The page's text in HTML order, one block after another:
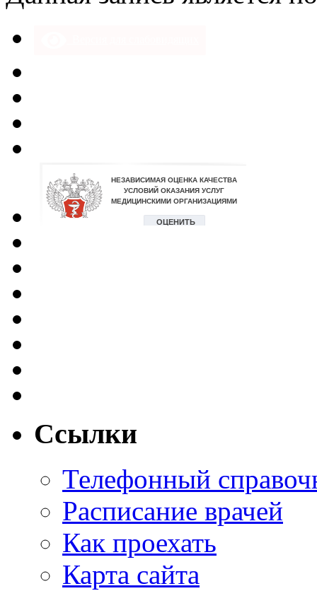
Ссылки
Телефонный
Расписание врачей
Как проехать
Карта сайта